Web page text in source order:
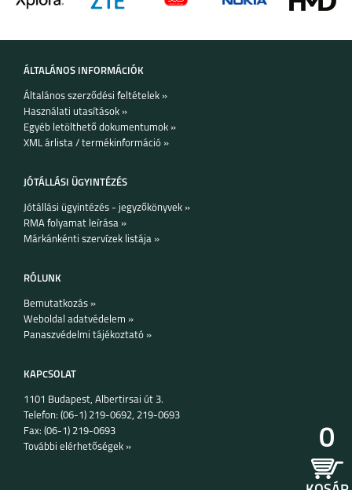
A05S
S23 FE
SAMSUNG GALAXY
A14 4G
SAMSUNG GALAXY
ÁLTALÁNOS INFORMÁCIÓK
Általános szerződési feltételek »
Használati utasítások »
Egyéb letölthető dokumentumok »
XML árlista / termékinformáció »
JÓTÁLLÁSI ÜGYINTÉZÉS
Jótállási ügyintézés - jegyzőkönyvek »
RMA folyamat leírása »
Márkánkénti szervízek listája »
RÓLUNK
Bemutatkozás »
Weboldal adatvédelem »
Panaszvédelmi tájékoztató »
KAPCSOLAT
1101 Budapest, Albertirsai út 3.
Telefon: (06-1) 219-0692, 219-0693
Fax: (06-1) 219-0693
További elérhetőségek »
0